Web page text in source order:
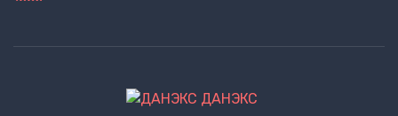
ДАНЭКС